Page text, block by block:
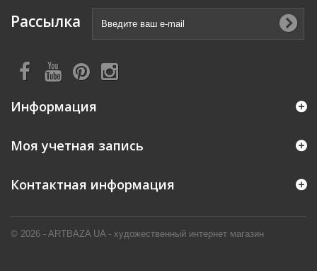
Рассылка
Информация
© 2026 - ARTBAZA UA - художественный интернет магазин
Моя учетная запись
Контактная информация